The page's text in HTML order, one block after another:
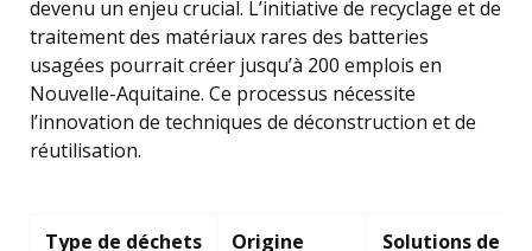
devenu un enjeu crucial. L’initiative de recyclage et de
traitement des matériaux rares des batteries
usagées pourrait créer jusqu’à 200 emplois en
Nouvelle-Aquitaine. Ce processus nécessite
l’innovation de techniques de déconstruction et de
réutilisation.
Type de déchets Origine Solutions de